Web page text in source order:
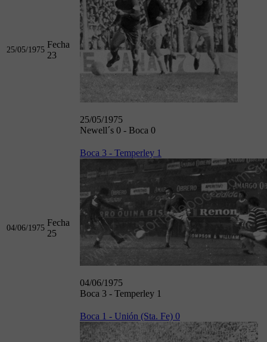
25/05/1975
Fecha
23
25/05/1975
Newell´s 0 - Boca 0
04/06/1975
Fecha
25
Boca 3 - Temperley 1
04/06/1975
Boca 3 - Temperley 1
Boca 1 - Unión (Sta. Fe) 0